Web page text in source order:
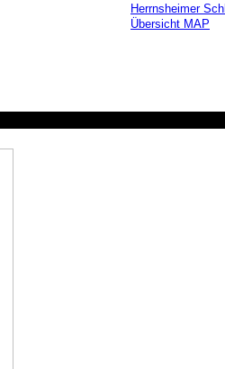
Herrnsheimer
Übersicht MAP